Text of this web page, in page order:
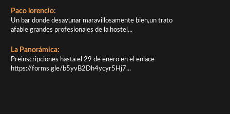
Paco lorencio:
Un bar donde desayunar maravillosamente bien,un trato
afable grandes profesionales de la hostel...
La Panorámica:
Preinscripciones hasta el 29 de enero en el enlace
https://forms.gle/b5yvB2Dh4ycyr5Hj7...